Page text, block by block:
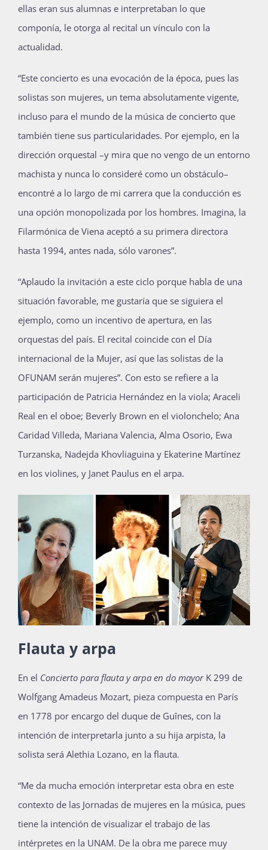
ellas eran sus alumnas e interpretaban lo que
componía, le otorga al recital un vínculo con la
actualidad.
“Este concierto es una evocación de la época, pues las
solistas son mujeres, un tema absolutamente vigente,
incluso para el mundo de la música de concierto que
también tiene sus particularidades. Por ejemplo, en la
dirección orquestal –y mira que no vengo de un entorno
machista y nunca lo consideré como un obstáculo–
encontré a lo largo de mi carrera que la conducción es
una opción monopolizada por los hombres. Imagina, la
Filarmónica de Viena aceptó a su primera directora
hasta 1994, antes nada, sólo varones”.
“Aplaudo la invitación a este ciclo porque habla de una
situación favorable, me gustaría que se siguiera el
ejemplo, como un incentivo de apertura, en las
orquestas del país. El recital coincide con el Día
internacional de la Mujer, así que las solistas de la
OFUNAM serán mujeres”. Con esto se refiere a la
participación de Patricia Hernández en la viola; Araceli
Real en el oboe; Beverly Brown en el violonchelo; Ana
Caridad Villeda, Mariana Valencia, Alma Osorio, Ewa
Turzanska, Nadejda Khovliaguina y Ekaterine Martínez
en los violines, y Janet Paulus en el arpa.
Flauta y arpa
En el Concierto para flauta y arpa en do mayorK 299 de
Wolfgang Amadeus Mozart, pieza compuesta en París
en 1778 por encargo del duque de Guînes, con la
intención de interpretarla junto a su hija arpista, la
solista será Alethia Lozano, en la flauta.
“Me da mucha emoción interpretar esta obra en este
contexto de las Jornadas de mujeres en la música, pues
tiene la intención de visualizar el trabajo de las
intérpretes en la UNAM. De la obra me parece muy